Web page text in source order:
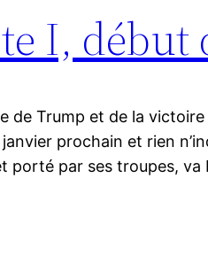
I, début
de Trump et de la
prochain et rien
porté par ses troupes, va